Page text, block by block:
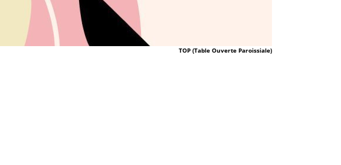
TOP (Table Ouverte Paroissiale)